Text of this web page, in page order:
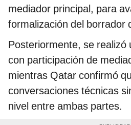
mediador principal, para
formalización del borrador
Posteriormente, se realizó
con participación de
mientras Qatar confirmó
conversaciones técnicas
nivel entre ambas partes.